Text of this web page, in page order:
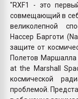
"RXF1 - это
совмещающий в
великолепной
Нассер Барготи
защите от
Полетов Маршалла
at the Marshall
космической
проблемой.